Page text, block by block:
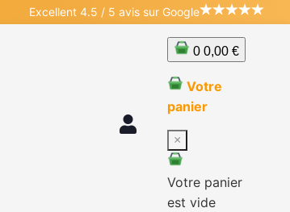
Excellent 4.5 / 5 avis sur Google
0 0,00 €
Votre
panier
×
Votre panier
est vide